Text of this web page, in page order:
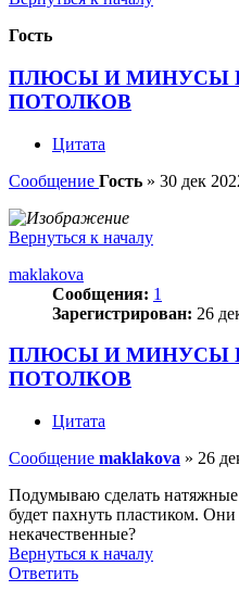
Гость
ПЛЮСЫ И МИНУСЫ
ПОТОЛКОВ
Цитата
Сообщение Гость » 30 дек
Вернуться к началу
maklakova
Сообщения: 1
Зарегистрирован: 26
ПЛЮСЫ И МИНУСЫ
ПОТОЛКОВ
Цитата
Сообщение maklakova » 26
Подумываю сделать
будет пахнуть пластиком.
некачественные?
Вернуться к началу
Ответить
Ответить